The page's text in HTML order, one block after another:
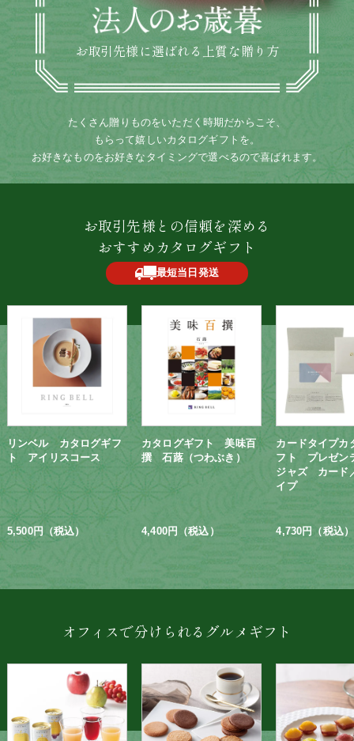
お取引先様に選ばれる上質な贈り方
たくさん贈りものをいただく時期だからこそ、
もらって嬉しいカタログギフトを。
お好きなものをお好きなタイミングで選べるので喜ばれます。
お取引先様との信頼を深める
おすすめカタログギフト
最短当日発送
リンベル カタログギフ
ト アイリスコース
5,500円（税込）
カタログギフト 美味百
撰 石蕗（つわぶき）
4,400円（税込）
カードタイプカ
フト プレゼ
ジャズ カード
イプ
4,730円（税込）
オフィスで分けられるグルメギフト